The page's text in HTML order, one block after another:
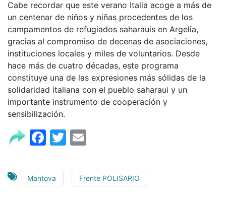
Cabe recordar que este verano Italia acoge a más de
un centenar de niños y niñas procedentes de los
campamentos de refugiados saharauis en Argelia,
gracias al compromiso de decenas de asociaciones,
instituciones locales y miles de voluntarios. Desde
hace más de cuatro décadas, este programa
constituye una de las expresiones más sólidas de la
solidaridad italiana con el pueblo saharaui y un
importante instrumento de cooperación y
sensibilización.
Facebook
Twitter
Mantova Frente POLISARIO